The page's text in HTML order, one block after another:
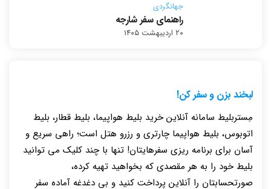
جهانگردی
راهنمای سفر شارجه
۲۰ اردیبهشت ۱۴۰۵
لبخند بزن و سفر کن!
مِستربلیط سامانه آنلاین خرید بلیط هواپیما، بلیط قطار، بلیط
اتوبوس، بلیط هواپیما چارتری و رزرو هتل است؛ راهی سریع و
آسان برای برنامه ریزی سفرهایتان! تنها با چند کلیک می توانید
بلیط خود را به هر مقصدی که بخواهید تهیه کرده،
صورتحسابتان را آنلاین پرداخت کنید و بی دغدغه آماده سفر